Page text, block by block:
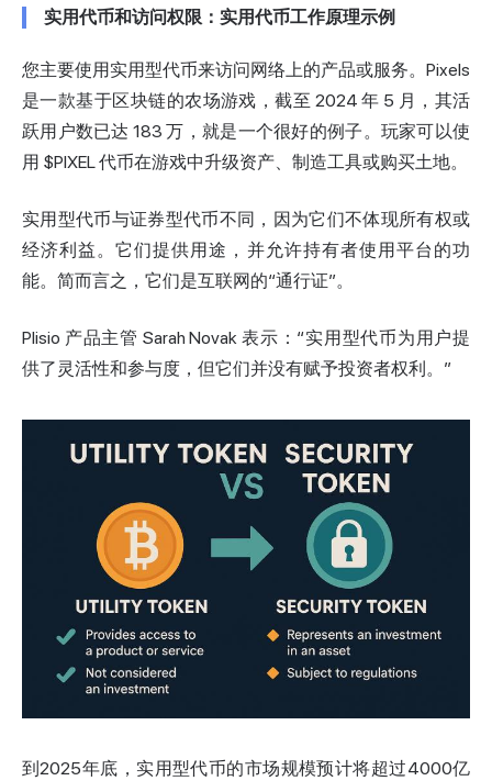
实用代币和访问权限：实用代币工作原理示例
您主要使用实用型代币来访问网络上的产品或服务。Pixels
是一款基于区块链的农场游戏，截至 2024 年 5 月，其活
跃用户数已达 183 万，就是一个很好的例子。玩家可以使
用 $PIXEL 代币在游戏中升级资产、制造工具或购买土地。
实用型代币与证券型代币不同，因为它们不体现所有权或
经济利益。它们提供用途，并允许持有者使用平台的功
能。简而言之，它们是互联网的“通行证”。
Plisio 产品主管 Sarah Novak 表示：“实用型代币为用户提
供了灵活性和参与度，但它们并没有赋予投资者权利。”
到2025年底，实用型代币的市场规模预计将超过4000亿